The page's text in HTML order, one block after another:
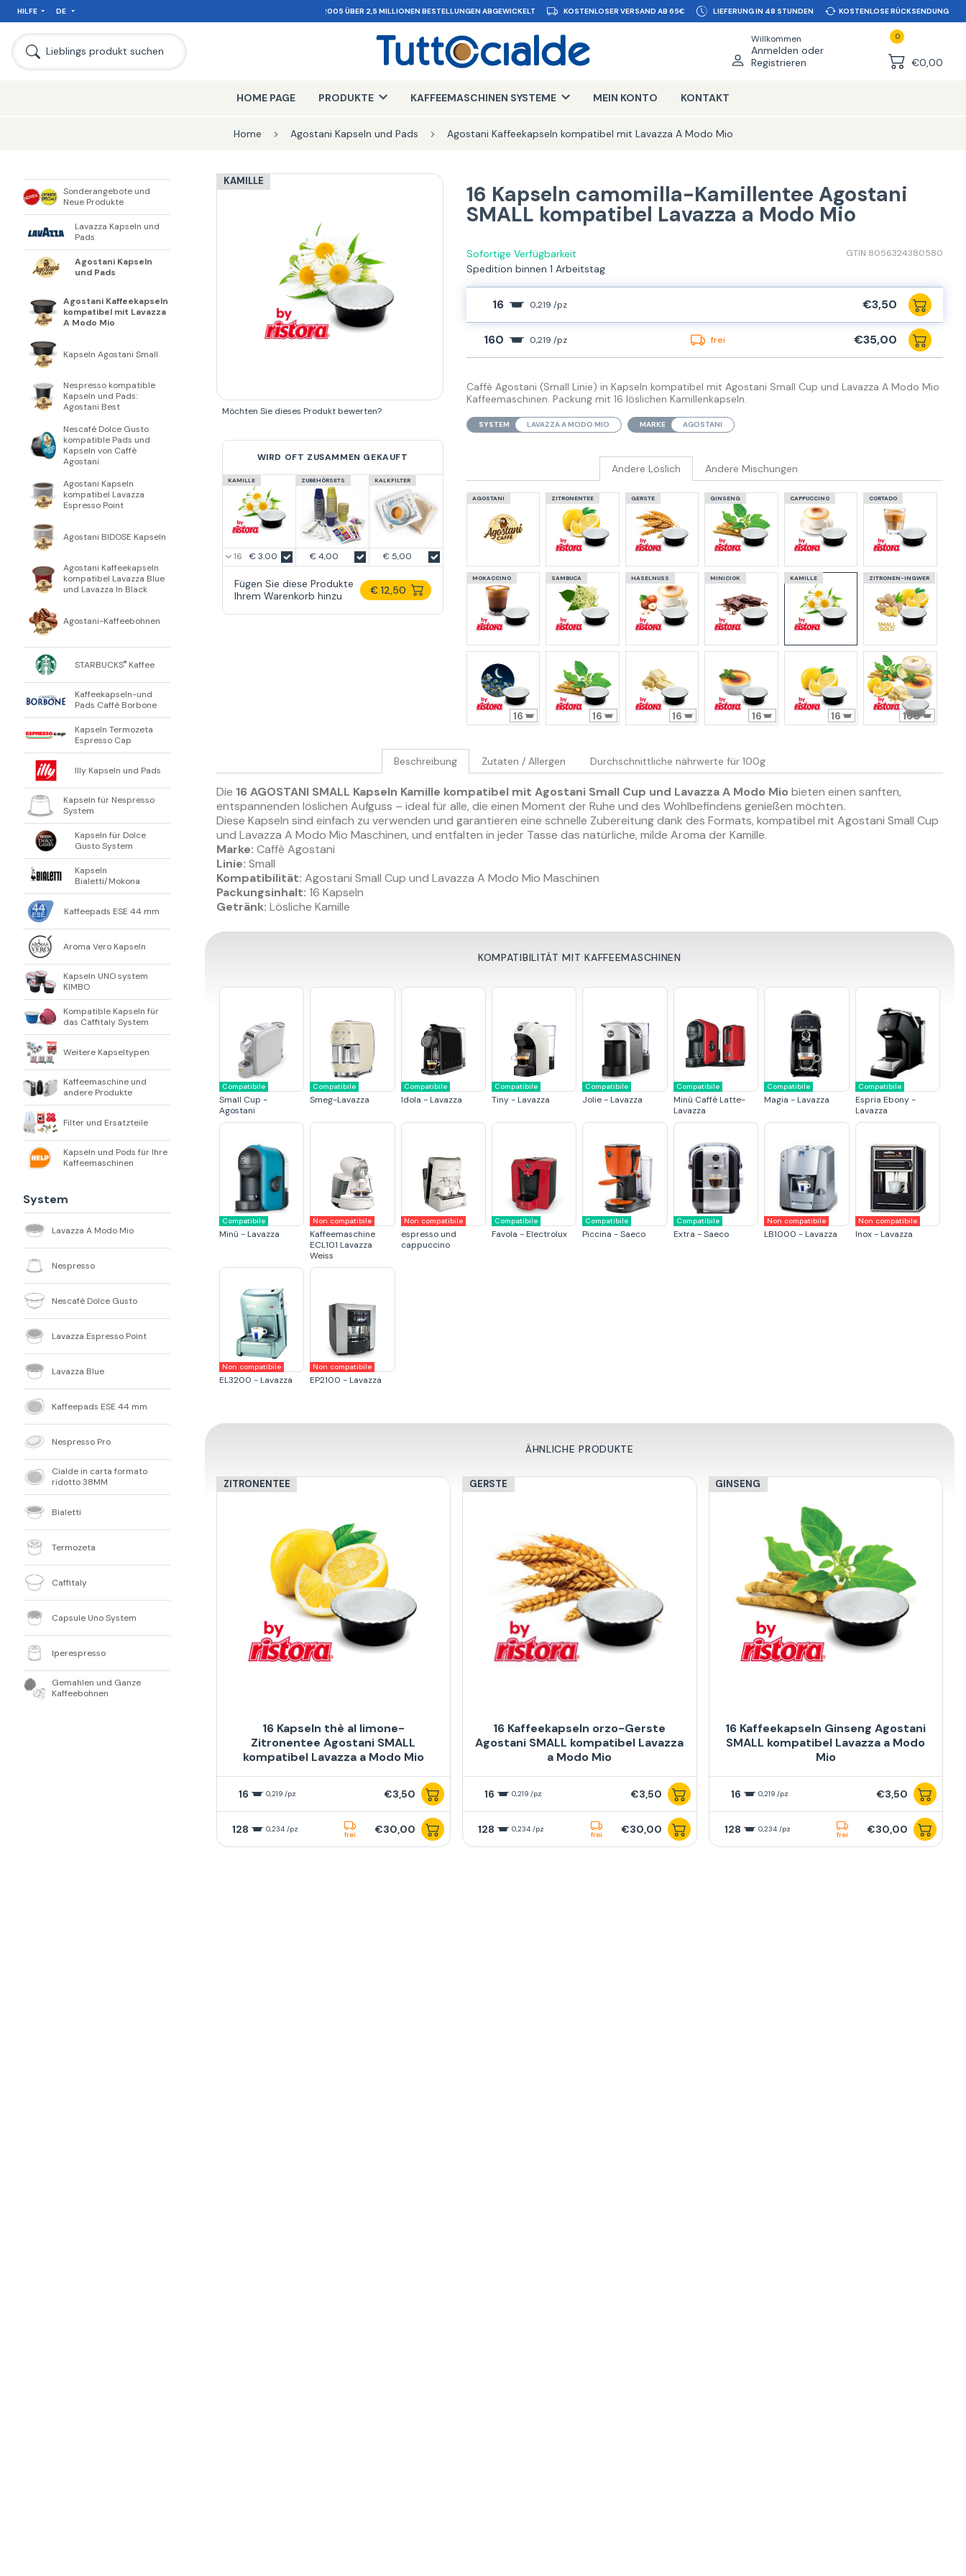
HILFE DE SEIT 2005 ÜBER 2,5 MILLIONEN BESTELLUNGEN ABGEWICKELT KOSTENLOSER VERSAND AB 65€ LIEFERUNG IN 48 STUNDEN KOSTENLOSE RÜCKSENDUNG
Willkommen
Anmelden oder
Registrieren
0
€0,00
Lieblings produkt suchen
HOME PAGE PRODUKTE KAFFEEMASCHINEN SYSTEME MEIN KONTO KONTAKT
Home Agostani Kapseln und Pads Agostani Kaffeekapseln kompatibel mit Lavazza A Modo Mio
Sonderangebote und
Neue Produkte
Lavazza Kapseln und
Pads
Agostani Kapseln
und Pads
Agostani Kaffeekapseln
kompatibel mit Lavazza
A Modo Mio
Kapseln Agostani Small
Nespresso kompatible
Kapseln und Pads:
Agostani Best
Nescafè Dolce Gusto
kompatible Pads und
Kapseln von Caffè
Agostani
Agostani Kapseln
kompatibel Lavazza
Espresso Point
Agostani BIDOSE Kapseln
Agostani Kaffeekapseln
kompatibel Lavazza Blue
und Lavazza In Black
Agostani-Kaffeebohnen
STARBUCKS® Kaffee
Kaffeekapseln-und
Pads Caffè Borbone
Kapseln Termozeta
Espresso Cap
Illy Kapseln und Pads
Kapseln für Nespresso
System
Kapseln für Dolce
Gusto System
Kapseln
Bialetti/Mokona
Kaffeepads ESE 44 mm
Aroma Vero Kapseln
Kapseln UNO system
KIMBO
Kompatible Kapseln für
das Caffitaly System
Weitere Kapseltypen
Kaffeemaschine und
andere Produkte
Filter und Ersatzteile
Kapseln und Pods für Ihre
Kaffeemaschinen
System
Lavazza A Modo Mio
Nespresso
Nescafè Dolce Gusto
Lavazza Espresso Point
Lavazza Blue
Kaffeepads ESE 44 mm
Nespresso Pro
Cialde in carta formato
ridotto 38MM
Bialetti
Termozeta
Caffitaly
Capsule Uno System
Iperespresso
Gemahlen und Ganze
Kaffeebohnen
KAMILLE
Möchten Sie dieses Produkt bewerten?
WIRD OFT ZUSAMMEN GEKAUFT
KAMILLE
€ 3.00
ZUBEHÖRSETS
€ 4,00
KALKFILTER
€ 5,00
Fügen Sie diese Produkte
Ihrem Warenkorb hinzu
€ 12,50
16 Kapseln camomilla-Kamillentee Agostani
SMALL kompatibel Lavazza a Modo Mio
Sofortige Verfügbarkeit GTIN 8056324380580
Spedition binnen 1 Arbeitstag
16 0,219 /pz €3,50
160 0,219 /pz frei €35,00
Caffè Agostani (Small Linie) in Kapseln kompatibel mit Agostani Small Cup und Lavazza A Modo Mio
Kaffeemaschinen. Packung mit 16 löslichen Kamillenkapseln.
SYSTEM LAVAZZA A MODO MIO MARKE AGOSTANI
Andere Löslich Andere Mischungen
AGOSTANI ZITRONENTEE GERSTE GINSENG CAPPUCCINO CORTADO
MOKACCINO SAMBUCA HASELNUSS MINICIOK KAMILLE ZITRONEN-INGWER
16 16 16 16 16 160
Beschreibung Zutaten / Allergen Durchschnittliche nährwerte für 100g
Die 16 AGOSTANI SMALL Kapseln Kamille kompatibel mit Agostani Small Cup und Lavazza A Modo Mio bieten einen sanften,
entspannenden löslichen Aufguss – ideal für alle, die einen Moment der Ruhe und des Wohlbefindens genießen möchten.
Diese Kapseln sind einfach zu verwenden und garantieren eine schnelle Zubereitung dank des Formats, kompatibel mit Agostani Small Cup
und Lavazza A Modo Mio Maschinen, und entfalten in jeder Tasse das natürliche, milde Aroma der Kamille.
Marke: Caffè Agostani
Linie: Small
Kompatibilität: Agostani Small Cup und Lavazza A Modo Mio Maschinen
Packungsinhalt: 16 Kapseln
Getränk: Lösliche Kamille
KOMPATIBILITÄT MIT KAFFEEMASCHINEN
Compatibile
Small Cup -
Agostani
Compatibile
Smeg-Lavazza
Compatibile
Idola - Lavazza
Compatibile
Tiny - Lavazza
Compatibile
Jolie - Lavazza
Compatibile
Minù Caffè Latte-
Lavazza
Compatibile
Magia - Lavazza
Compatibile
Espria Ebony -
Lavazza
Compatibile
Minù - Lavazza
Non compatibile
Kaffeemaschine
ECL101 Lavazza
Weiss
Non compatibile
espresso und
cappuccino
Compatibile
Favola - Electrolux
Compatibile
Piccina - Saeco
Compatibile
Extra - Saeco
Non compatibile
LB1000 - Lavazza
Non compatibile
Inox - Lavazza
Non compatibile
EL3200 - Lavazza
Non compatibile
EP2100 - Lavazza
ÄHNLICHE PRODUKTE
ZITRONENTEE
16 Kapseln thè al limone-
Zitronentee Agostani SMALL
kompatibel Lavazza a Modo Mio
16 0,219 /pz €3,50
128 0,234 /pz
frei €30,00
GERSTE
16 Kaffeekapseln orzo-Gerste
Agostani SMALL kompatibel Lavazza
a Modo Mio
16 0,219 /pz €3,50
128 0,234 /pz
frei €30,00
GINSENG
16 Kaffeekapseln Ginseng Agostani
SMALL kompatibel Lavazza a Modo
Mio
16 0,219 /pz €3,50
128 0,234 /pz
frei €30,00